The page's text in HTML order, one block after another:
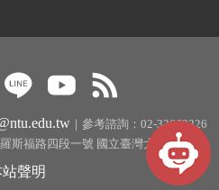
｜參考諮詢：02-33662326
斯福路四段一號 國立臺灣大學圖書館
聲明